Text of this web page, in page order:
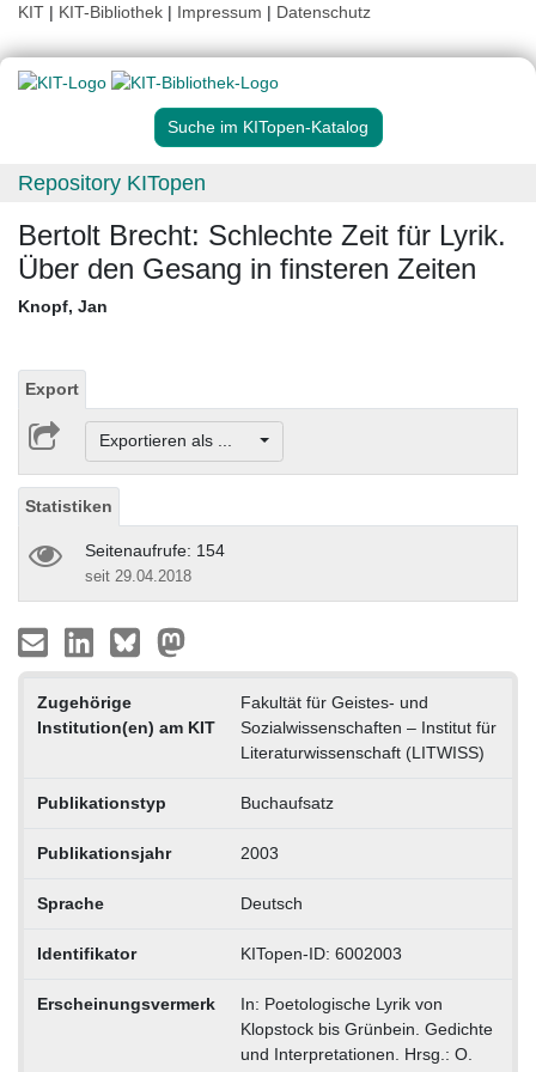
KIT | KIT-Bibliothek | Impressum | Datenschutz
Suche im KITopen-Katalog
Repository KITopen
Bertolt Brecht: Schlechte Zeit für Lyrik.
Über den Gesang in finsteren Zeiten
Knopf, Jan
Export
Exportieren als ...
Statistiken
Seitenaufrufe: 154
seit 29.04.2018
Zugehörige
Institution(en) am KIT
Fakultät für Geistes- und
Sozialwissenschaften – Institut für
Literaturwissenschaft (LITWISS)
Publikationstyp Buchaufsatz
Publikationsjahr 2003
Sprache Deutsch
Identifikator KITopen-ID: 6002003
Erscheinungsvermerk
In: Poetologische Lyrik von
Klopstock bis Grünbein. Gedichte
und Interpretationen. Hrsg.: O.